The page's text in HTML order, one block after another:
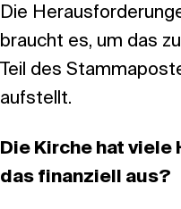
Die
braucht es, um das
Teil des
aufstellt.
Die Kirche hat
das finanziell aus?